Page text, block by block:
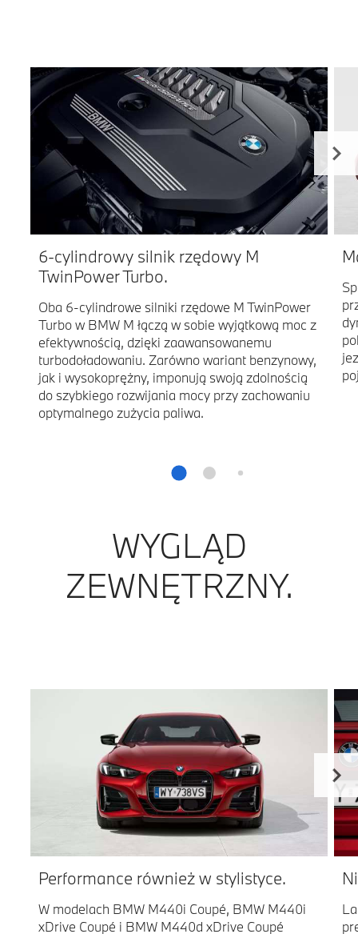
6-cylindrowy silnik rzędowy M
TwinPower Turbo.
Oba 6-cylindrowe silniki rzędowe M TwinPower
Turbo w BMW M łączą w sobie wyjątkową moc z
efektywnością, dzięki zaawansowanemu
turbodoładowaniu. Zarówno wariant benzynowy,
jak i wysokoprężny, imponują swoją zdolnością
do szybkiego rozwijania mocy przy zachowaniu
optymalnego zużycia paliwa.
WYGLĄD
ZEWNĘTRZNY.
Performance również w stylistyce.
W modelach BMW M440i Coupé, BMW M440i
xDrive Coupé i BMW M440d xDrive Coupé